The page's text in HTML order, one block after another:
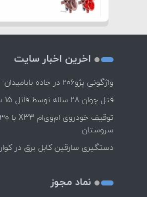
اخرین اخبار سایت
واژگونی پژو۲۰۶ در جاده بابامیدان- نورآباد با ۳ مصدوم
قتل جوان 28 ساله توسط قاتل 15 ساله در کازرون
سروستان
دستگیری سارقین کابل برق در کوار
نماد مجوز